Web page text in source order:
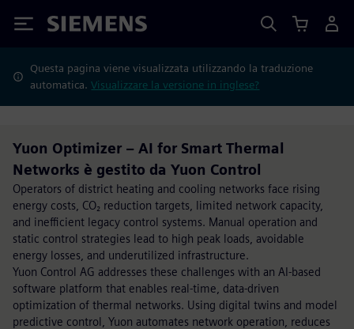
Siemens
Questa pagina viene visualizzata utilizzando la traduzione
automatica.Visualizzare la versione in inglese?
Yuon Optimizer – AI for Smart Thermal
Networks è gestito da Yuon Control
Operators of district heating and cooling networks face rising
energy costs, CO₂ reduction targets, limited network capacity,
and inefficient legacy control systems. Manual operation and
static control strategies lead to high peak loads, avoidable
energy losses, and underutilized infrastructure.
Yuon Control AG addresses these challenges with an AI-based
software platform that enables real-time, data-driven
optimization of thermal networks. Using digital twins and model
predictive control, Yuon automates network operation, reduces